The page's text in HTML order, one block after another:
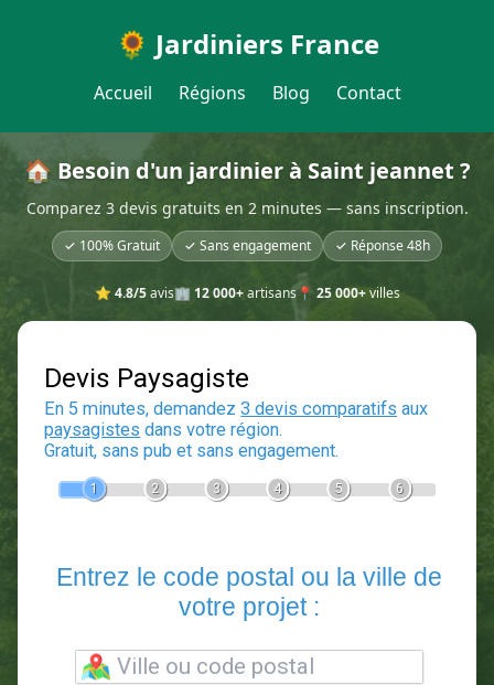
🌻 Jardiniers France
Accueil Régions Blog Contact
🏠 Besoin d'un jardinier à Saint jeannet ?
Comparez 3 devis gratuits en 2 minutes — sans inscription.
✓ 100% Gratuit ✓ Sans engagement ✓ Réponse 48h
⭐ 4.8/5avis🏢 12 000+artisans📍 25 000+villes
Devis Paysagiste
En 5 minutes, demandez3 devis comparatifs